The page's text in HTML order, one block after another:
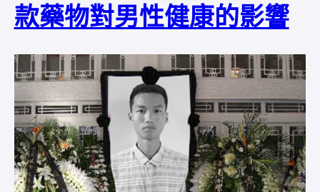
款藥物對男性健康的影響